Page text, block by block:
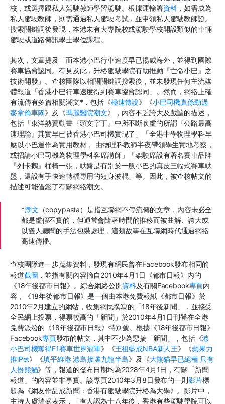
校，或選擇跟私人駕駛教師學習駕駛。根據運輸署資料，如需成為
私人駕駛教師，則需通過私人駕駛考試，並申領私人駕駛教師證。
搜索關鍵詞後發現，本港未有大專院校或駕駛學校開設類似的車輛
駕駛或道路傳訊學士學位課程。
其次，文章提及「而本港小巴行車速度早已揚威海外，並得到國際
賽車協會認同。有見及此，升格駕駛學院有助推動『亡命小巴』之
技術開發」。查核團隊以相關關鍵詞搜索後，並未發現任何主流媒
體報道「香港小巴行車速度得到賽車協會認同」。然而，網絡上確
有流傳有多篇相關潮文*，包括《極速傳說》《小巴司機真係勁過
麥拿倫車隊》及《瑪麗醫院潮文》，內容不乏誇大及戲謔的描述，
包括「東洋熱賣動畫『頭文字丁』中所不斷吹虛的所謂『公路最高
速理論』其實早已被香港小巴司機實現了」「全港中學物理學科早
應以小巴運作為實用教材， 由物理科教師半夜帶領學生實地考察，
或招請小巴司機為物理學科客席講師」「架駛席設有著名賽車品牌
『列卡鵝』桶椅一張，軑盤是有別於一般小巴的真皮三幅式賽車軑
盤，還設有手快速轉檔專用的短身波棍」等。因此，被查核帖文的
描述可能借鑑了有關網絡潮文。
*潮文 （copypasta）是指互聯網不停流傳的文章，內容未必全
都是虛假不實的，但通常會隨著時間的推移而被曲解、誇大或
以聳人聽聞的手法包裝處理，這類故事在互聯網時代通過網絡
高速傳播。
查核團隊進一步蒐集資料，發現有網民曾在Facebook發布相同的
報道截圖 ，並指有關內容摘自2010年4月1日《都市日報》內的
《18年後都市日報》。綜合網絡公開資料及有關Facebook專頁內
容，《18年後都市日報》是一個由本港免費報紙《都市日報》於
2010年2月建立的網站，收集網民撰寫的「18年後新聞」，並接受
全民網上投票，得票較高的「新聞」於2010年4月1日刊登在全港
免費派發的《18年後都市日報》特別號。根據《18年後都市日報》
Facebook專頁發布的帖文，其中不少為惡搞「新聞」，包括《港
小巴司機奪得F1賽車世界冠軍》《王祖藍成NBA新人王》《蘋果力
推iPet》《填平維港 港島接壤九龍半島》及《大熊貓早已絕種 只有
人扮熊貓》等，報道的發布日期均為2028年4月1日，有關「新聞
報道」的內容並非事實。該專頁2010年3月8日發布的一則影片標
題為《網友作品成新聞：香港有駕駛學院升格為大學》。影片中，
主持人盧瑞盛表示，「有人認為十八年後，香港有些駕駛學院可以